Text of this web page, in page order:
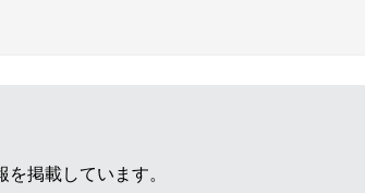
掲載しています。